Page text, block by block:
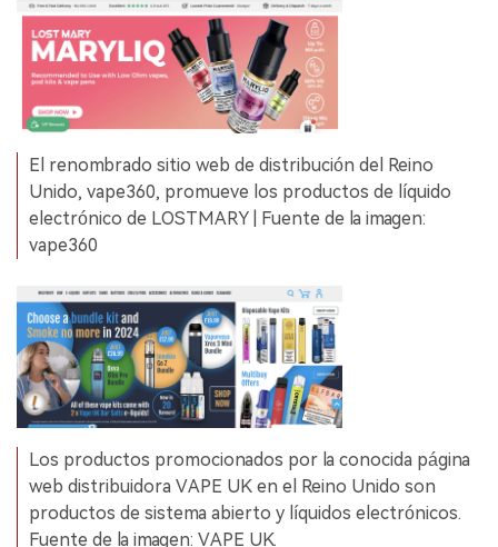
El renombrado sitio web de distribución del Reino
Unido, vape360, promueve los productos de líquido
electrónico de LOSTMARY | Fuente de la imagen:
vape360
Los productos promocionados por la conocida página
web distribuidora VAPE UK en el Reino Unido son
productos de sistema abierto y líquidos electrónicos.
Fuente de la imagen: VAPE UK.